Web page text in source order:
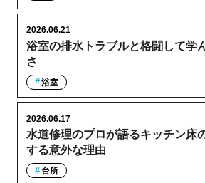
浴室の排水トラブルと格闘して学
さ
2026.06.21
浴室
水道修理のプロが語るキッチン床
する意外な理由
2026.06.17
台所